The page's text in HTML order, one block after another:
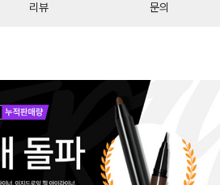
리뷰 문의